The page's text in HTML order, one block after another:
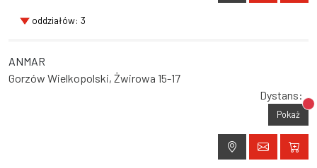
oddziałów: 3
ANMAR
Gorzów Wielkopolski, Żwirowa 15-17
Dystans:
Pokaż